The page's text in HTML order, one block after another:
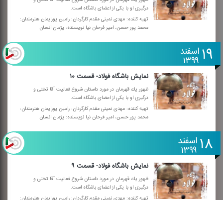
درگیری او با یكی از اعضای باشگاه است.
تهیه كننده: مهدی نمینی مقدم كارگردان: رامین پورایمان هنرمندان:
محمد پور حسن، امیر فرحان نیا نویسنده: پژمان انسان
۱۹اسفند
۱۳۹۹
نمایش باشگاه فولاد- قسمت ۱۰
ظهور یك قهرمان در مورد داستان شروع فعالیت آقا تختی و
درگیری او با یكی از اعضای باشگاه است.
تهیه كننده: مهدی نمینی مقدم كارگردان: رامین پورایمان هنرمندان:
محمد پور حسن، امیر فرحان نیا نویسنده: پژمان انسان
۱۸اسفند
۱۳۹۹
نمایش باشگاه فولاد- قسمت ۹
ظهور یك قهرمان در مورد داستان شروع فعالیت آقا تختی و
درگیری او با یكی از اعضای باشگاه است.
تهیه كننده: مهدی نمینی مقدم كارگردان: رامین پورایمان هنرمندان: